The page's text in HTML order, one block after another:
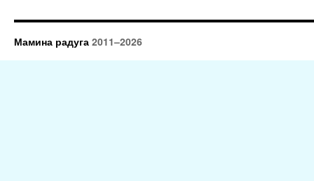
Мамина радуга 2011–2026